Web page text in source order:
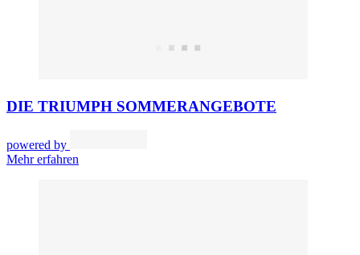
DIE TRIUMPH SOMMERANGEBOTE
powered by
Mehr erfahren